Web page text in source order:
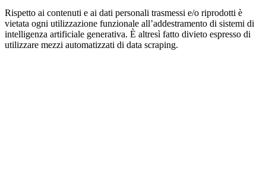
Rispetto ai contenuti e ai dati personali trasmessi e/o riprodotti è
vietata ogni utilizzazione funzionale all’addestramento di sistemi di
intelligenza artificiale generativa. È altresì fatto divieto espresso di
utilizzare mezzi automatizzati di data scraping.